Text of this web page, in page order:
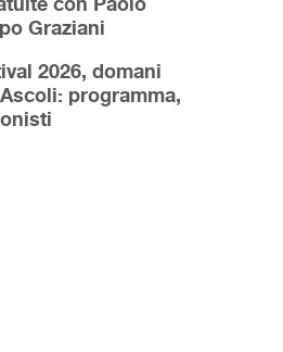
Graziani
2026, domani
programma,